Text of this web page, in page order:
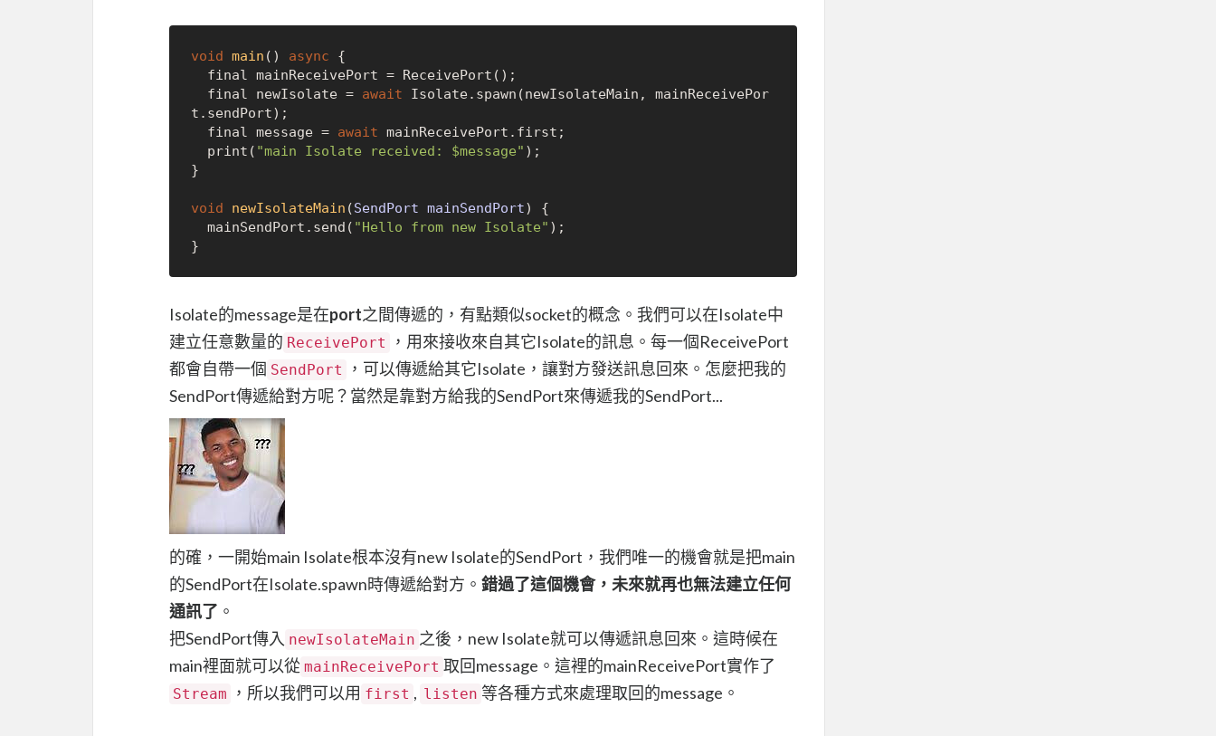
void main () async {
  final newIsolate =
await Isolate.spawn(newIsolateMain, mainReceivePor
t.sendPort);
  final message =
await mainReceivePort.first;
  print(
"main Isolate received: $message" );
}
void newIsolateMain (SendPort mainSendPort)
{
  mainSendPort.send(
"Hello from new Isolate" );
Isolate的message是在port之間傳遞的，有點類似socket的概念。我們可以在Isolate中
建立任意數量的 ReceivePort
，用來接收來自其它Isolate的訊息。每一個ReceivePort
都會自帶一個 SendPort
，可以傳遞給其它Isolate，讓對方發送訊息回來。怎麼把我的
SendPort傳遞給對方呢？當然是靠對方給我的SendPort來傳遞我的SendPort...
的確，一開始main Isolate根本沒有new Isolate的SendPort，我們唯一的機會就是把main
的SendPort在Isolate.spawn時傳遞給對方。 錯過了這個機會，未來就再也無法建立任何
通訊了 。
把SendPort傳入 newIsolateMain 之後，new Isolate就可以傳遞訊息回來。這時候在
main裡面就可以從 mainReceivePort 取回message。這裡的mainReceivePort實作了
Stream ，所以我們可以用 first , listen 等各種方式來處理取回的message。